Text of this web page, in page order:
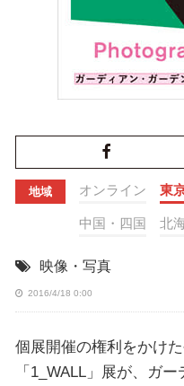
地域 オンライン 東
中国・四国 北
映像・写真
2016/4/18 0:00
個展開催の権利をかけ
「1_WALL」展が、ガ